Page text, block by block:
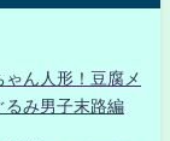
ん人形！豆腐メ
るみ男子末路編